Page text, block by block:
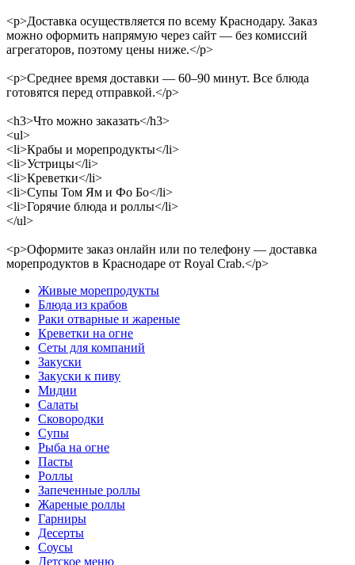
<p>Доставка осуществляется по всему Краснодару. Заказ
можно оформить напрямую через сайт — без комиссий
агрегаторов, поэтому цены ниже.</p>
<p>Среднее время доставки — 60–90 минут. Все блюда
готовятся перед отправкой.</p>
<h3>Что можно заказать</h3>
<ul>
<li>Крабы и морепродукты</li>
<li>Устрицы</li>
<li>Креветки</li>
<li>Супы Том Ям и Фо Бо</li>
<li>Горячие блюда и роллы</li>
</ul>
<p>Оформите заказ онлайн или по телефону — доставка
морепродуктов в Краснодаре от Royal Crab.</p>
Живые морепродукты
Блюда из крабов
Раки отварные и жареные
Креветки на огне
Сеты для компаний
Закуски
Закуски к пиву
Мидии
Салаты
Сковородки
Супы
Рыба на огне
Пасты
Роллы
Запеченные роллы
Жареные роллы
Гарниры
Десерты
Соусы
Детское меню